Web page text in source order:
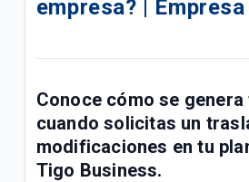
Conoce sobre el proceso de
Empresas
Paga las facturas de servicios
Business en una transacción |
empresa? | Empresa
Conoce cómo se
cuando solicitas un
modificaciones en tu
Tigo Business.